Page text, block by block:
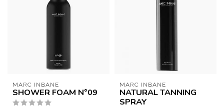
MARC INBANE
SHOWER FOAM N°09
MARC INBANE
NATURAL TANNING
SPRAY